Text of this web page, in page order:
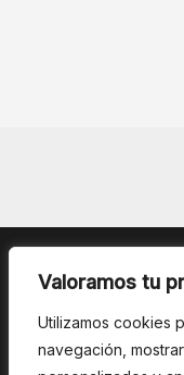
Valoramos tu
Utilizamos cookies
navegación,